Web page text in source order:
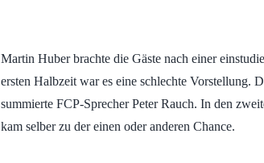
Martin Huber brachte die Gäste nach einer
ersten Halbzeit war es eine schlechte Vorstellung.
summierte FCP-Sprecher Peter Rauch. In den
kam selber zu der einen oder anderen Chance.